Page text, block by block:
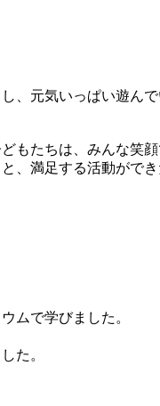
、元気いっぱい遊ん
もたちは、みんな笑
、満足する活動ができ
ムで学びました。
た。